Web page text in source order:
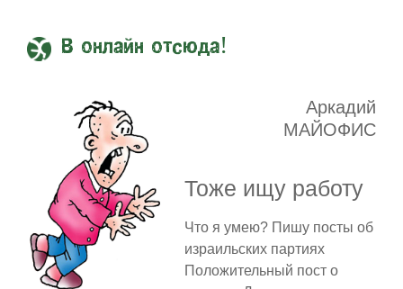
В онлайн отсюда!
Аркадий
МАЙОФИС
Тоже ищу работу
Что я умею? Пишу посты об
израильских партиях
Положительный пост о